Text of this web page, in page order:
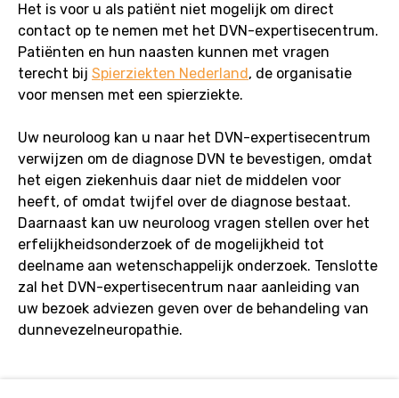
het
DVN-
expertisecentrum?
Het is voor u als patiënt niet mogelijk om direct
contact op te nemen met het DVN-expertisecentrum.
Patiënten en hun naasten kunnen met vragen
terecht bij Spierziekten Nederland , de organisatie
voor mensen met een spierziekte.
Uw neuroloog kan u naar het DVN-expertisecentrum
verwijzen om de diagnose DVN te bevestigen, omdat
het eigen ziekenhuis daar niet de middelen voor
heeft, of omdat twijfel over de diagnose bestaat.
Daarnaast kan uw neuroloog vragen stellen over het
erfelijkheidsonderzoek of de mogelijkheid tot
deelname aan wetenschappelijk onderzoek. Tenslotte
zal het DVN-expertisecentrum naar aanleiding van
uw bezoek adviezen geven over de behandeling van
dunnevezelneuropathie.